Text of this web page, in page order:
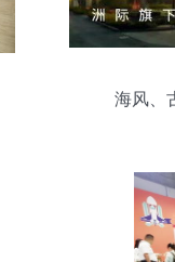
海风、